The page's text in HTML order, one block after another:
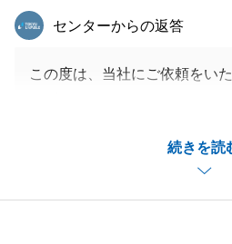
続きを読
東急リバブル
センターからの返答
この度は、当社にご依頼をい
ましたが、無事ご決済ができ
また是非ともご挨拶にお伺い